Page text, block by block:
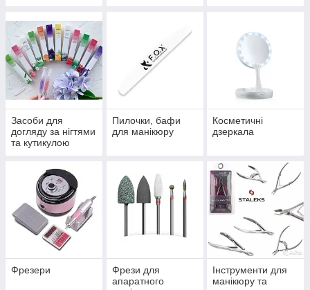
Засоби для
догляду за нігтями
та кутикулою
Пилочки, бафи
для манікюру
Косметичні
дзеркала
Фрезери
Фрези для
апаратного
Інструменти для
манікюру та